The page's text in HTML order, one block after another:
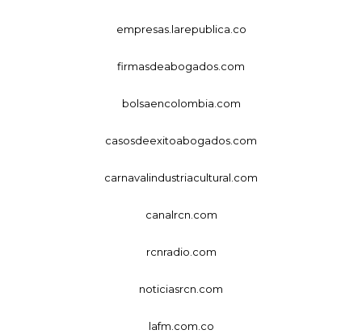
empresas.larepublica.co
firmasdeabogados.com
bolsaencolombia.com
casosdeexitoabogados.com
carnavalindustriacultural.com
canalrcn.com
rcnradio.com
noticiasrcn.com
lafm.com.co